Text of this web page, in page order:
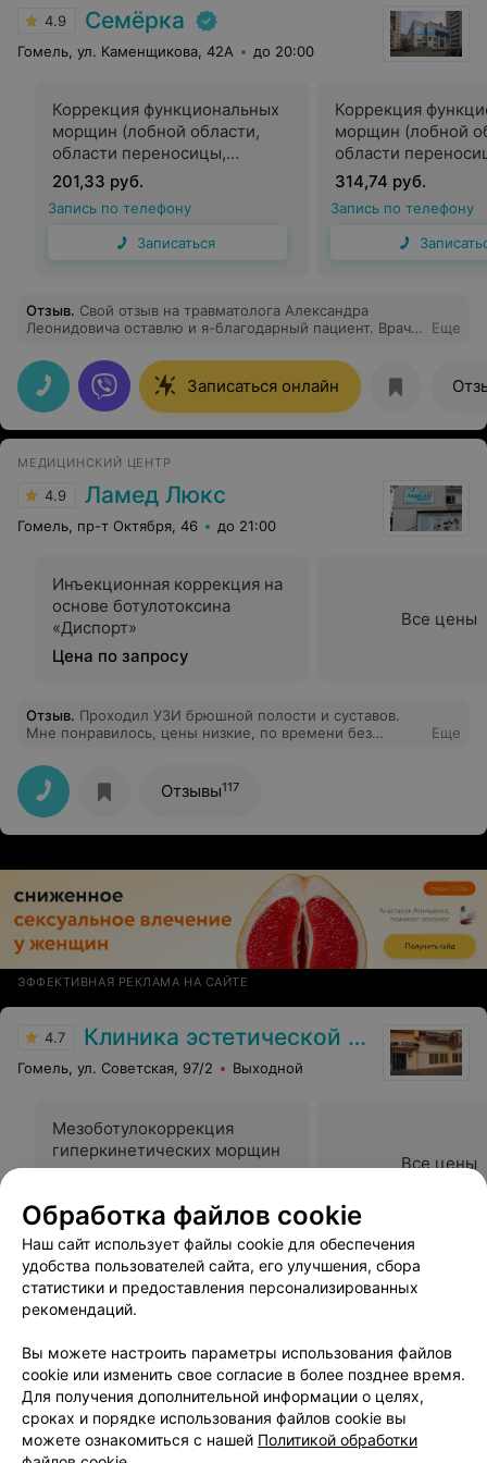
4.9 Семёрка
Гомель, ул. Каменщикова, 42А до 20:00
Коррекция функциональных
морщин (лобной области,
области переносицы,
периорбитальных областей)
препаратом на основе
ботулотоксина (диспорт) —
201,33 руб.
Запись по телефону
Записаться
Коррекция
морщин (лобной
области
периорбитальных
препаратом на
ботулотоксина
314,74 руб.
Запись по телефону
Отзыв. Свой отзыв на травматолога Александра
Леонидовича оставлю и я-благодарный пациент. Врач
две недели должны быть соревнования. Сделали
магнитостимуляцию (четыре сеанса) от отека и боли ,
носила отрез , принимала лекарства. Результат- к
соревнованиям я была здорова! Александр Леонидович
, спасибо!
Еще
Записаться онлайн
МЕДИЦИНСКИЙ ЦЕНТР
4.9 Ламед Люкс
Гомель, пр-т Октября, 46 до 21:00
Инъекционная коррекция на
основе ботулотоксина
«Диспорт»
Цена по запросу
Все цены
Отзыв. Проходил УЗИ брюшной полости и суставов.
Мне понравилось, цены низкие, по времени без
Еще
Отзывы117
ЭФФЕКТИВНАЯ РЕКЛАМА НА САЙТЕ
4.7 Клиника эстетической хирургии и косметологии Чеслава Кушелевича
Гомель, ул. Советская, 97/2 Выходной
Мезоботулокоррекция
гиперкинетических морщин
лица, шеи, декольте
Цена по запросу
Все цены
Отзыв. здравствуйте. хочу записаться на инъекции
диспорта, когда мне можно прийти? спасибо
Обработка файлов cookie
Наш сайт использует файлы cookie для обеспечения
удобства пользователей сайта, его улучшения, сбора
статистики и предоставления персонализированных
рекомендаций.
Вы можете настроить параметры использования файлов
cookie или изменить свое согласие в более позднее время.
Для получения дополнительной информации о целях,
сроках и порядке использования файлов cookie вы
можете ознакомиться с нашей Политикой обработки